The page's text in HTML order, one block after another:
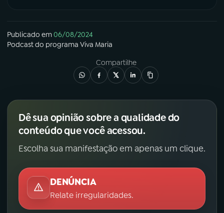
Publicado em06/08/2024
Podcastdo programa Viva Maria
Compartilhe
Dê sua opinião sobre a qualidade do
conteúdo que você acessou.
Escolha sua manifestação em apenas um clique.
DENÚNCIA
Relate irregularidades.